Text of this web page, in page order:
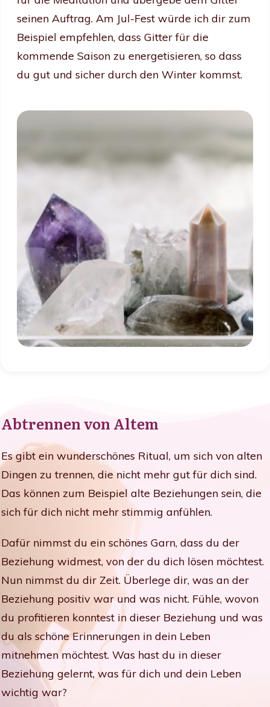
seinen Auftrag. Am Jul-Fest würde ich dir zum
Beispiel empfehlen, dass Gitter für die
kommende Saison zu energetisieren, so dass
du gut und sicher durch den Winter kommst.
Abtrennen von Altem
Es gibt ein wunderschönes Ritual, um sich von alten
Dingen zu trennen, die nicht mehr gut für dich sind.
Das können zum Beispiel alte Beziehungen sein, die
sich für dich nicht mehr stimmig anfühlen.
Dafür nimmst du ein schönes Garn, dass du der
Beziehung widmest, von der du dich lösen möchtest.
Nun nimmst du dir Zeit. Überlege dir, was an der
Beziehung positiv war und was nicht. Fühle, wovon
du profitieren konntest in dieser Beziehung und was
du als schöne Erinnerungen in dein Leben
mitnehmen möchtest. Was hast du in dieser
Beziehung gelernt, was für dich und dein Leben
wichtig war?